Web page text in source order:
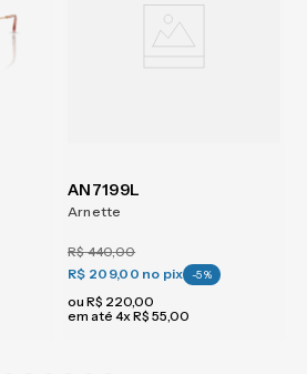
AN7199L
Arnette
R$440,00
R$ 209,00 no pix -5%
ou R$ 220,00
em até 4xR$ 55,00